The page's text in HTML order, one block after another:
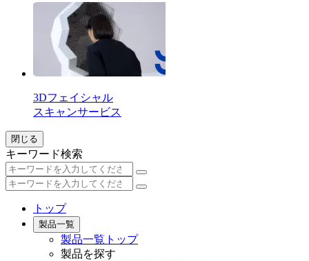
3Dフェイシャル
スキャンサービス
閉じる
キーワード検索
トップ
製品一覧
製品一覧トップ
製品を探す